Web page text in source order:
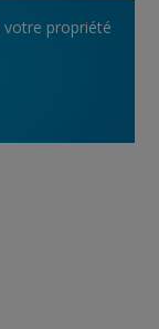
votre propriété